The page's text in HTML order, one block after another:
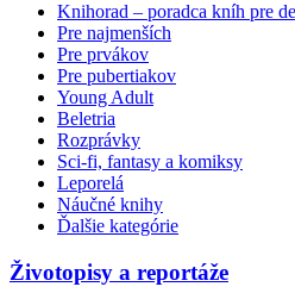
Knihorad – poradca kníh pre
Pre najmenších
Pre prvákov
Pre pubertiakov
Young Adult
Beletria
Rozprávky
Sci-fi, fantasy a komiksy
Leporelá
Náučné knihy
Ďalšie kategórie
Životopisy a reportáže